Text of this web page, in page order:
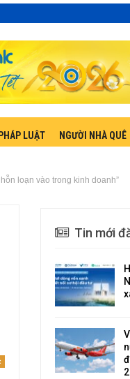
PHÁP LUẬT NGƯỜI NHÀ QUÊ
loạn vào trong kinh doanh”
Tin mới